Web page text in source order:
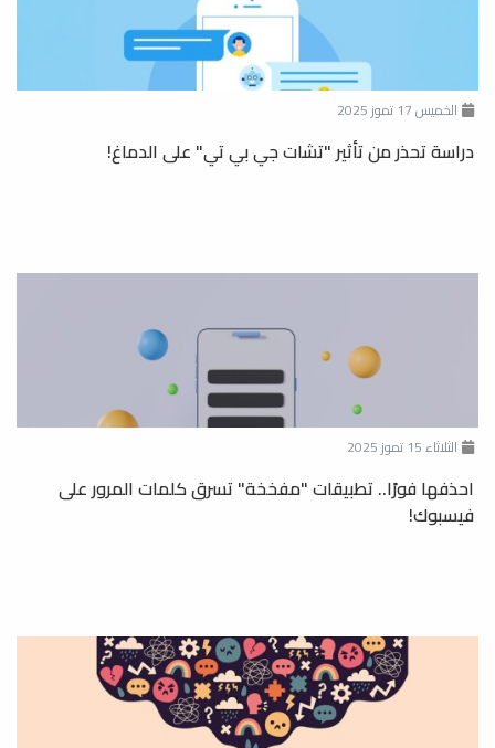
الخميس 17 تموز 2025
دراسة تحذر من تأثير "تشات جي بي تي" على الدماغ!
الثلاثاء 15 تموز 2025
احذفها فورًا.. تطبيقات "مفخخة" تسرق كلمات المرور على
فيسبوك!